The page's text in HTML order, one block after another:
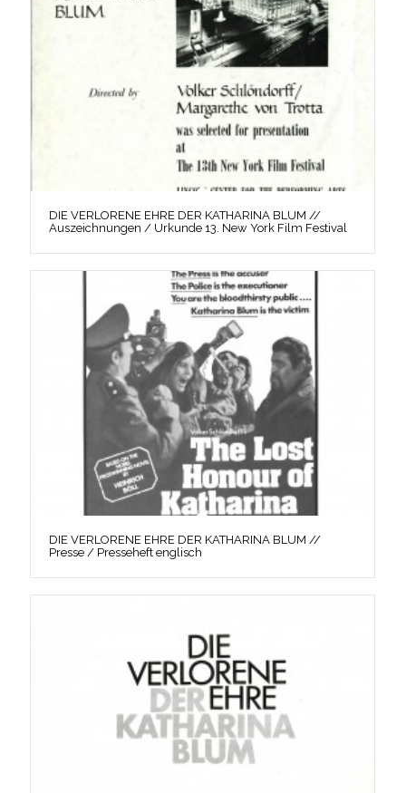
DIE VERLORENE EHRE DER KATHARINA BLUM //
Auszeichnungen / Urkunde 13. New York Film Festival
DIE VERLORENE EHRE DER KATHARINA BLUM //
Presse / Presseheft englisch